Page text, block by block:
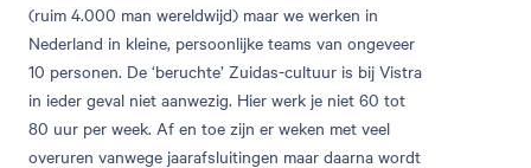
(ruim 4.000 man wereldwijd) maar we werken in
Nederland in kleine, persoonlijke teams van ongeveer
10 personen. De ‘beruchte’ Zuidas-cultuur is bij Vistra
in ieder geval niet aanwezig. Hier werk je niet 60 tot
80 uur per week. Af en toe zijn er weken met veel
overuren vanwege jaarafsluitingen maar daarna wordt